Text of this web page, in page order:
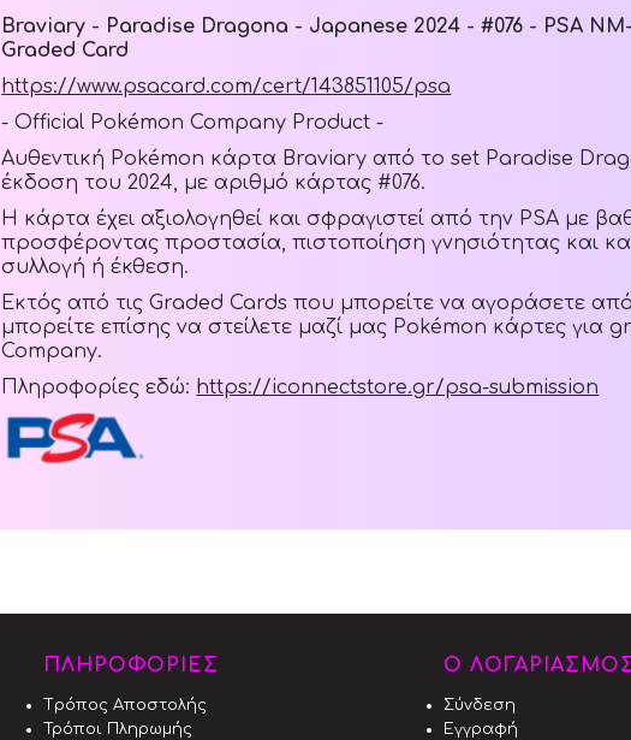
Braviary - Paradise Dragona - Japanese 2024 - #076 - PSA
Graded Card
https://www.psacard.com/cert/143851105/psa
- Official Pokémon Company Product -
Αυθεντική Pokémon κάρτα Braviary από το set Paradise
έκδοση του 2024, με αριθμό κάρτας #076.
Η κάρτα έχει αξιολογηθεί και σφραγιστεί από την PSA με
προσφέροντας προστασία, πιστοποίηση γνησιότητας και
συλλογή ή έκθεση.
Εκτός από τις Graded Cards που μπορείτε να αγοράσετε
μπορείτε επίσης να στείλετε μαζί μας Pokémon κάρτες για
Company.
Πληροφορίες εδώ: https://iconnectstore.gr/psa-submission
ΠΛΗΡΟΦΟΡΙΕΣ
Tρόπος Aποστολής
Τρόποι Πληρωμής
Ο
Σύνδεση
Εγγραφή